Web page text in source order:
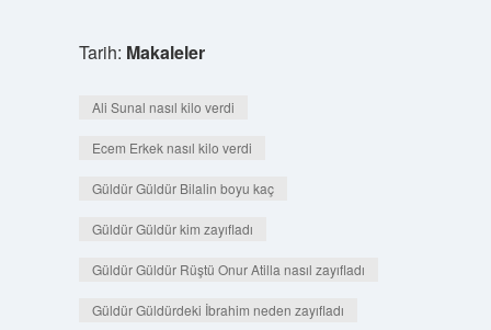
Tarih: Makaleler
Ali Sunal nasıl kilo verdi
Ecem Erkek nasıl kilo verdi
Güldür Güldür Bilalin boyu kaç
Güldür Güldür kim zayıfladı
Güldür Güldür Rüştü Onur Atilla nasıl zayıfladı
Güldür Güldürdeki İbrahim neden zayıfladı